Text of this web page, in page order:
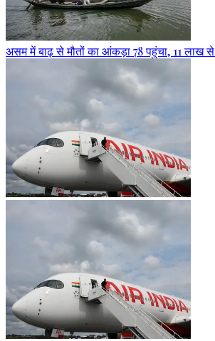
असम में बाढ़ से मौतों का आंकड़ा 78 पहुंचा, 11 लाख